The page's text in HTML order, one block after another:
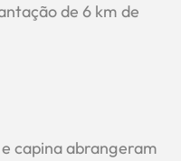
de 6 km de
capina abrangeram